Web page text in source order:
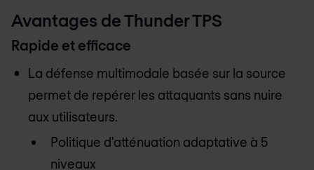
Avantages de Thunder TPS
Rapide et efficace
La défense multimodale basée sur la source
permet de repérer les attaquants sans nuire
aux utilisateurs.
Politique d'atténuation adaptative à 5
niveaux